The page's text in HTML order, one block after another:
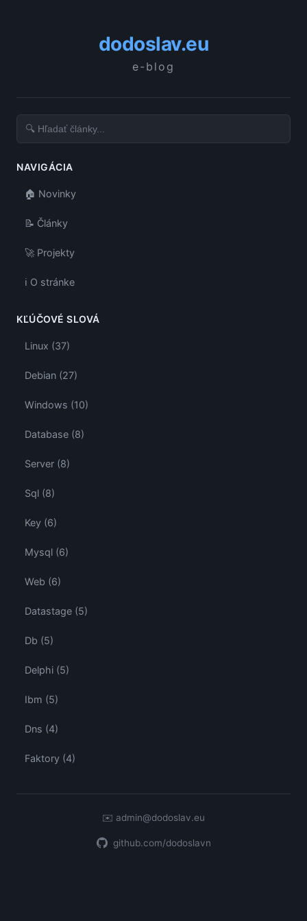
dodoslav.eu
e-blog
NAVIGÁCIA
🏠 Novinky
📝 Články
🚀 Projekty
ℹ️ O stránke
KĽÚČOVÉ SLOVÁ
Linux (37)
Debian (27)
Windows (10)
Database (8)
Server (8)
Sql (8)
Key (6)
Mysql (6)
Web (6)
Datastage (5)
Db (5)
Delphi (5)
Ibm (5)
Dns (4)
Faktory (4)
✉️ admin@dodoslav.eu
github.com/dodoslavn